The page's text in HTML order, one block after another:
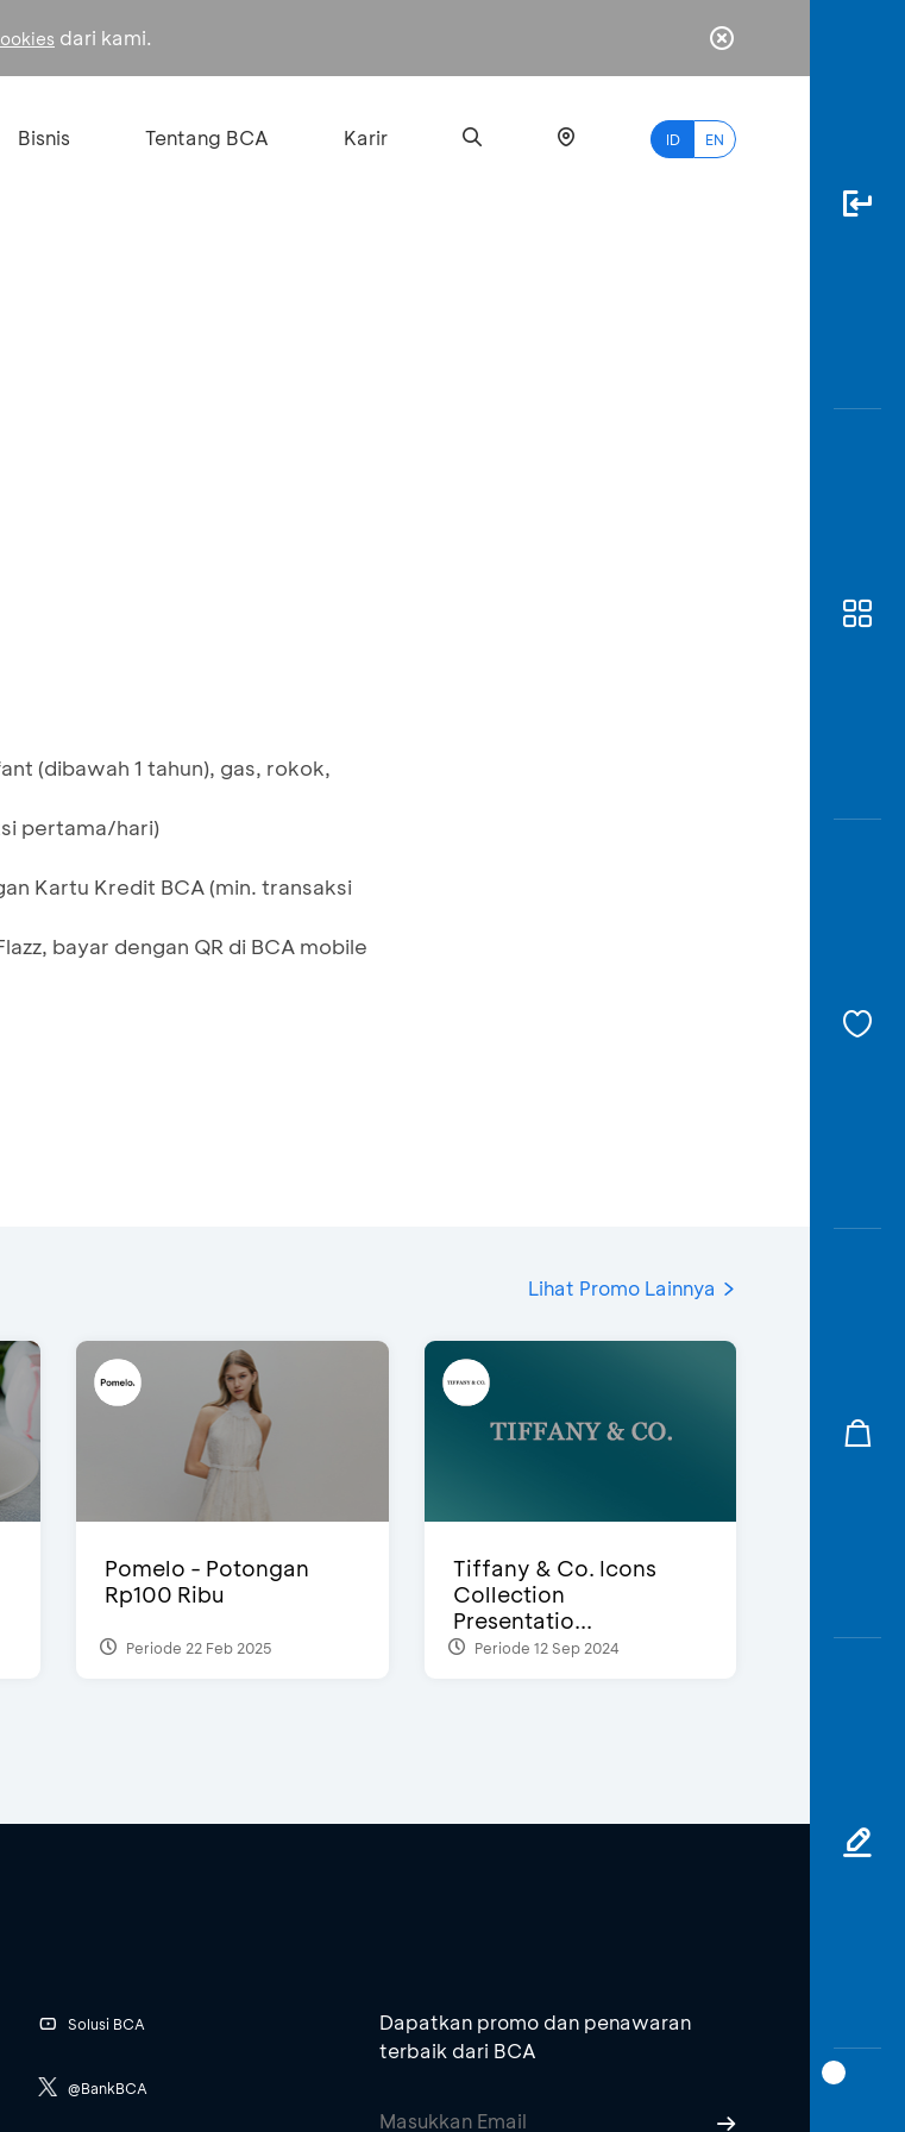
dari kami.
Bisnis Tentang BCA Karir ID EN
Buka
(dibawah 1 tahun), gas, rokok,
pertama/hari)
Kartu Kredit BCA (min. transaksi
bayar dengan QR di BCA mobile
Lihat Promo Lainnya
Pomelo - Potongan
Rp100 Ribu
Periode 22 Feb 2025
Tiffany & Co. Icons
Collection
Presentatio...
Periode 12 Sep 2024
Solusi BCA
@BankBCA
Dapatkan promo dan penawaran
terbaik dari BCA